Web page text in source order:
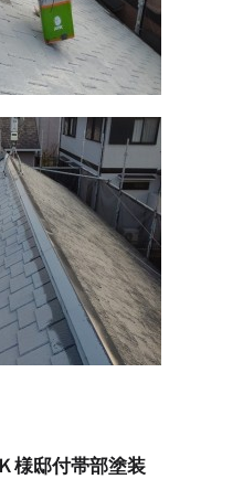
様邸付帯部塗装